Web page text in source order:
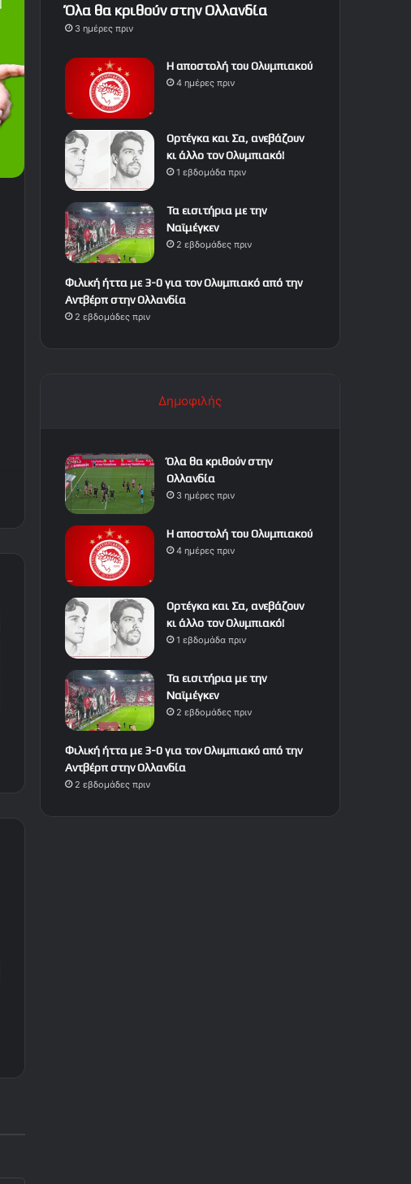
Όλα θα κριθούν στην Ολλανδία
3 ημέρες πριν
Η αποστολή του Ολυμπιακού
4 ημέρες πριν
Ορτέγκα και Σα, ανεβάζουν
κι άλλο τον Ολυμπιακό!
1 εβδομάδα πριν
Τα εισιτήρια με την
Ναϊμέγκεν
2 εβδομάδες πριν
Φιλική ήττα με 3-0 για τον Ολυμπιακό από την
Αντβέρπ στην Ολλανδία
2 εβδομάδες πριν
Δημοφιλής
Όλα θα κριθούν στην
Ολλανδία
3 ημέρες πριν
Η αποστολή του Ολυμπιακού
4 ημέρες πριν
Ορτέγκα και Σα, ανεβάζουν
κι άλλο τον Ολυμπιακό!
1 εβδομάδα πριν
Τα εισιτήρια με την
Ναϊμέγκεν
2 εβδομάδες πριν
Φιλική ήττα με 3-0 για τον Ολυμπιακό από την
Αντβέρπ στην Ολλανδία
2 εβδομάδες πριν